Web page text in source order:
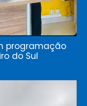
programação
do Sul